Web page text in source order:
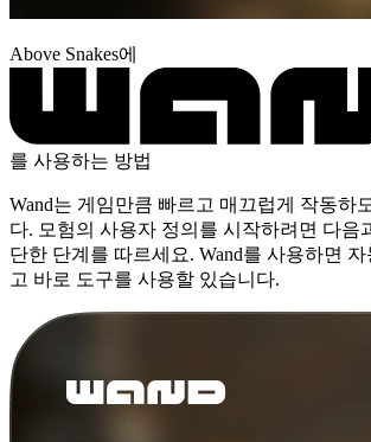
Above Snakes에
를 사용하는 방법
Wand는 게임만큼 빠르고 매끄럽게 작동하
다. 모험의 사용자 정의를 시작하려면 다음
단한 단계를 따르세요. Wand를 사용하면
고 바로 도구를 사용할 있습니다.